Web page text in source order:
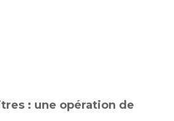
: une opération de